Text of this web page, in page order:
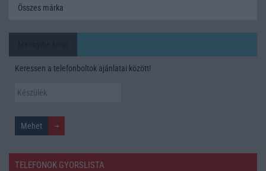
Összes márka
Keressen a telefonboltok ajánlatai között!
TELEFONOK GYORSLISTA